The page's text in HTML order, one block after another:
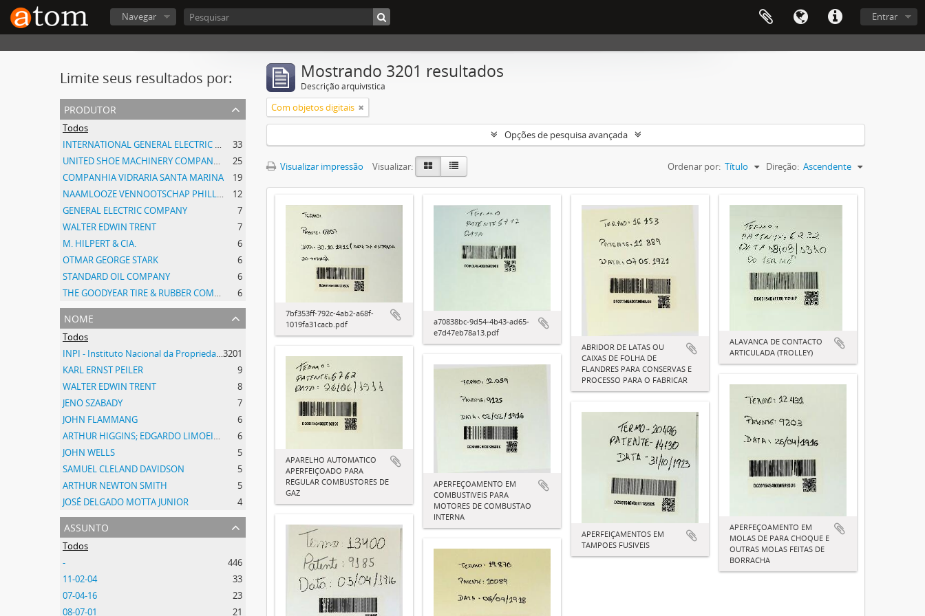
Entrar
Navegar
Limite seus resultados por:
produtor
Todos
INTERNATIONAL GENERAL ELECTRIC COMPANY, INCORPORATED
33
UNITED SHOE MACHINERY COMPANY OF SOUTH AMERICA
25
COMPANHIA VIDRARIA SANTA MARINA
19
NAAMLOOZE VENNOOTSCHAP PHILLIPS GLOEILAMPENFABRIEKEN
12
GENERAL ELECTRIC COMPANY
7
WALTER EDWIN TRENT
7
M. HILPERT & CIA.
6
OTMAR GEORGE STARK
6
STANDARD OIL COMPANY
6
THE GOODYEAR TIRE & RUBBER COMPANY
6
nome
Todos
INPI - Instituto Nacional da Propriedade Industrial3201
KARL ERNST PEILER
9
WALTER EDWIN TRENT
8
JENÖ SZABADY
7
JOHN FLAMMANG
6
ARTHUR HIGGINS; EDGARDO LIMOEIRO
6
JOHN WELLS
5
SAMUEL CLELAND DAVIDSON
5
ARTHUR NEWTON SMITH
5
JOSÉ DELGADO MOTTA JUNIOR
4
assunto
Todos
-
446
11-02-04
33
07-04-16
23
08-07-01
21
Mostrando 3201 resultados
Descrição arquivística
Com objetos digitais
Opções de pesquisa avançada
Visualizar impressão Visualizar: Ordenar por: Título Direção: Ascendente
7bf353ff-792c-4ab2-a68f-
1019fa31cacb.pdf
a70838bc-9d54-4b43-ad65-
e7d47eb78a13.pdf
ABRIDOR DE LATAS OU
CAIXAS DE FOLHA DE
FLANDRES PARA CONSERVAS E
PROCESSO PARA O FABRICAR
ALAVANCA DE CONTACTO
ARTICULADA (TROLLEY)
APARELHO AUTOMATICO
APERFEIÇOADO PARA
REGULAR COMBUSTORES DE
GAZ
APERFEÇOAMENTO EM
COMBUSTIVEIS PARA
MOTORES DE COMBUSTAO
INTERNA
APERFEÇOAMENTO EM
MOLAS DE PARA CHOQUE E
OUTRAS MOLAS FEITAS DE
BORRACHA
APERFEIÇAMENTOS EM
TAMPOES FUSIVEIS